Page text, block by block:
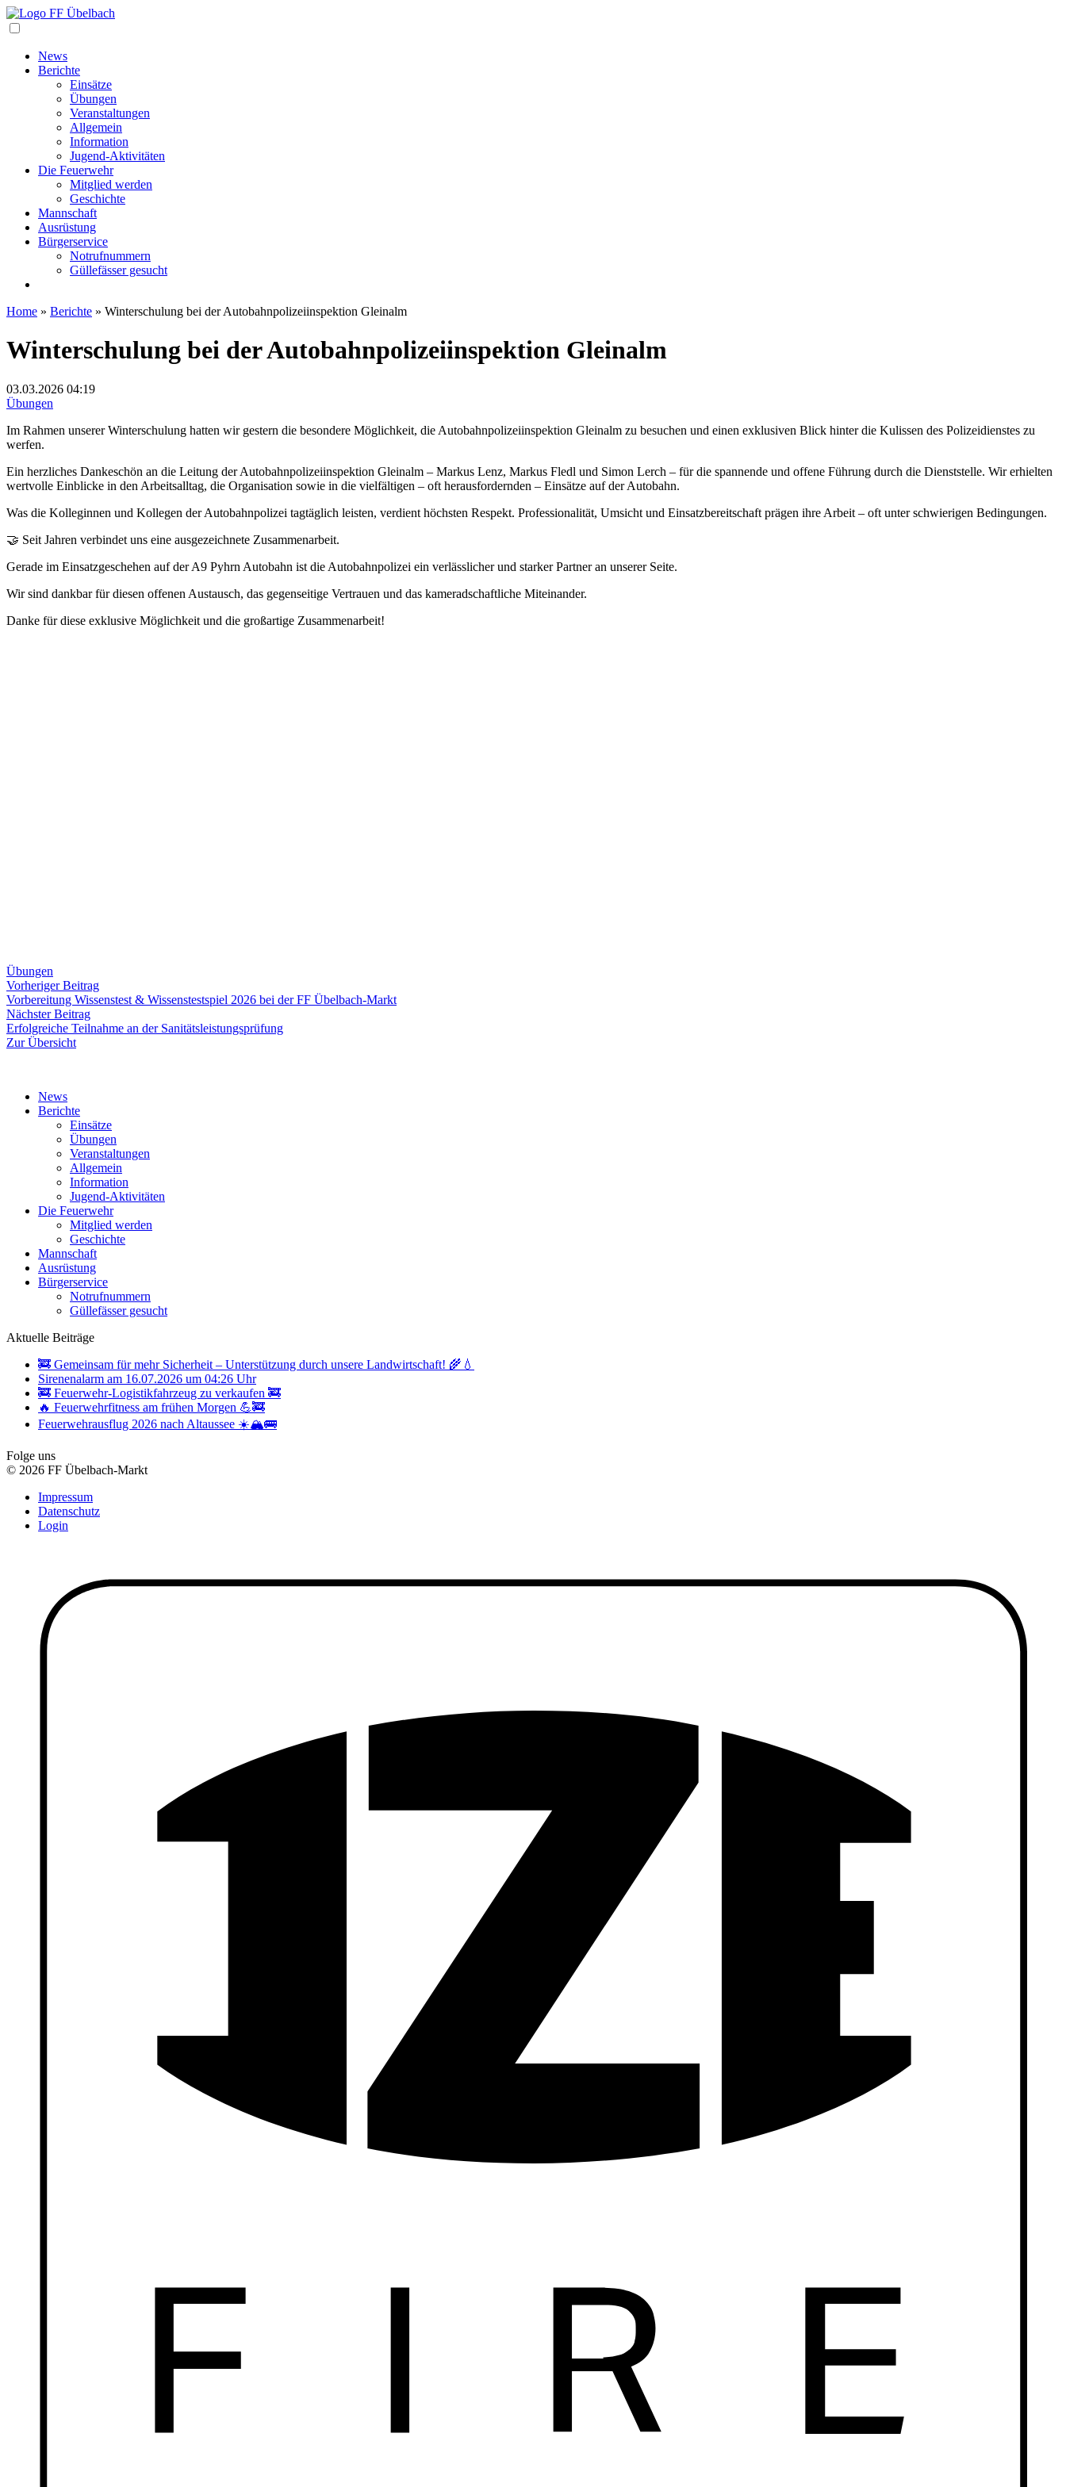
News
Berichte
Einsätze
Übungen
Veranstaltungen
Allgemein
Information
Jugend-Aktivitäten
Die Feuerwehr
Mitglied werden
Geschichte
Mannschaft
Ausrüstung
Bürgerservice
Notrufnummern
Güllefässer gesucht
Home » Berichte » Winterschulung bei der Autobahnpolizeiinspektion Gleinalm
Winterschulung bei der Autobahnpolizeiinspektion Gleinalm
03.03.2026 04:19
Übungen
Im Rahmen unserer Winterschulung hatten wir gestern die besondere Möglichkeit, die Autobahnpolizeiinspektion Gleinalm zu besuchen und einen exklusiven Blick hinter die Kulissen des Polizeidienstes zu
werfen.
Ein herzliches Dankeschön an die Leitung der Autobahnpolizeiinspektion Gleinalm – Markus Lenz, Markus Fledl und Simon Lerch – für die spannende und offene Führung durch die Dienststelle. Wir erhielten
wertvolle Einblicke in den Arbeitsalltag, die Organisation sowie in die vielfältigen – oft herausfordernden – Einsätze auf der Autobahn.
Was die Kolleginnen und Kollegen der Autobahnpolizei tagtäglich leisten, verdient höchsten Respekt. Professionalität, Umsicht und Einsatzbereitschaft prägen ihre Arbeit – oft unter schwierigen Bedingungen.
🤝 Seit Jahren verbindet uns eine ausgezeichnete Zusammenarbeit.
Gerade im Einsatzgeschehen auf der A9 Pyhrn Autobahn ist die Autobahnpolizei ein verlässlicher und starker Partner an unserer Seite.
Wir sind dankbar für diesen offenen Austausch, das gegenseitige Vertrauen und das kameradschaftliche Miteinander.
Danke für diese exklusive Möglichkeit und die großartige Zusammenarbeit!
Übungen
Beitragsnavigation
Vorheriger BeitragVorheriger
Beitrag:
Vorbereitung Wissenstest & Wissenstestspiel 2026 bei der FF Übelbach-Markt
Nächster BeitragNächster
Beitrag:
Erfolgreiche Teilnahme an der Sanitätsleistungsprüfung
Zur Übersicht
News
Berichte
Einsätze
Übungen
Veranstaltungen
Allgemein
Information
Jugend-Aktivitäten
Die Feuerwehr
Mitglied werden
Geschichte
Mannschaft
Ausrüstung
Bürgerservice
Notrufnummern
Güllefässer gesucht
Aktuelle Beiträge
🚒 Gemeinsam für mehr Sicherheit – Unterstützung durch unsere Landwirtschaft! 🌾💧
Sirenenalarm am 16.07.2026 um 04:26 Uhr
🚒 Feuerwehr-Logistikfahrzeug zu verkaufen 🚒
🔥 Feuerwehrfitness am frühen Morgen 💪🚒
Feuerwehrausflug 2026 nach Altaussee ☀️🏔️🚌
Folge uns
© 2026 FF Übelbach-Markt
Impressum
Datenschutz
Login